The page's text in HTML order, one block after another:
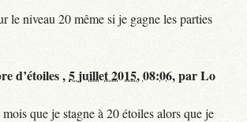
le niveau 20 même si je gagne les parties
d’étoiles ,5 juillet 2015, 08:06,parLo
que je stagne à 20 étoiles alors que je